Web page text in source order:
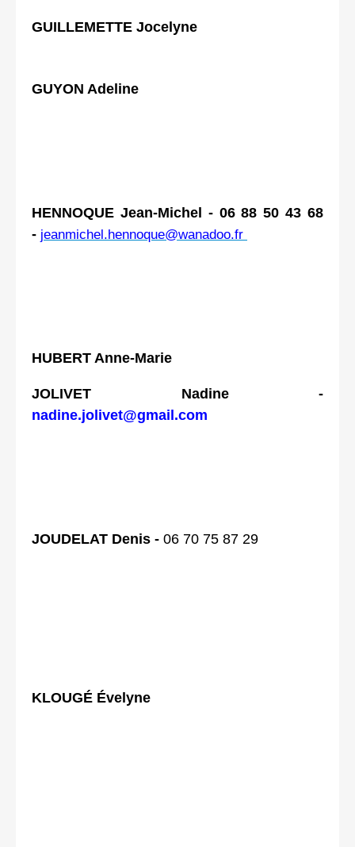
GUILLEMETTE Jocelyne
GUYON Adeline
HENNOQUE Jean-Michel - 06 88 50 43 68
- jeanmichel.hennoque@wanadoo.fr
HUBERT Anne-Marie
JOLIVET Nadine -
nadine.jolivet@gmail.com
JOUDELAT Denis - 06 70 75 87 29
KLOUGÉ Évelyne